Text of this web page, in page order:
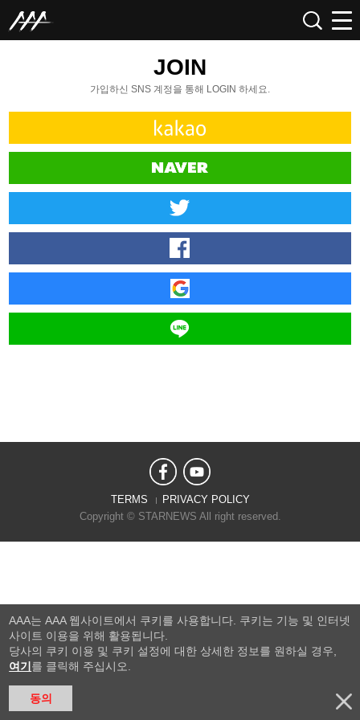
JOIN
가입하신 SNS 계정을 통해 LOGIN 하세요.
TERMS
PRIVACY POLICY
Copyright © STARNEWS All right reserved.
AAA는 AAA 웹사이트에서 쿠키를 사용합니다. 쿠키는 기능 및 인터넷
사이트 이용을 위해 활용됩니다.
당사의 쿠키 이용 및 쿠키 설정에 대한 상세한 정보를 원하실 경우,
여기 를 클릭해 주십시오.
동의